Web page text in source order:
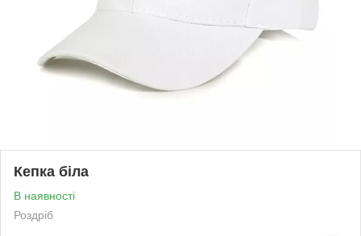
Кепка біла
В наявності
Роздріб